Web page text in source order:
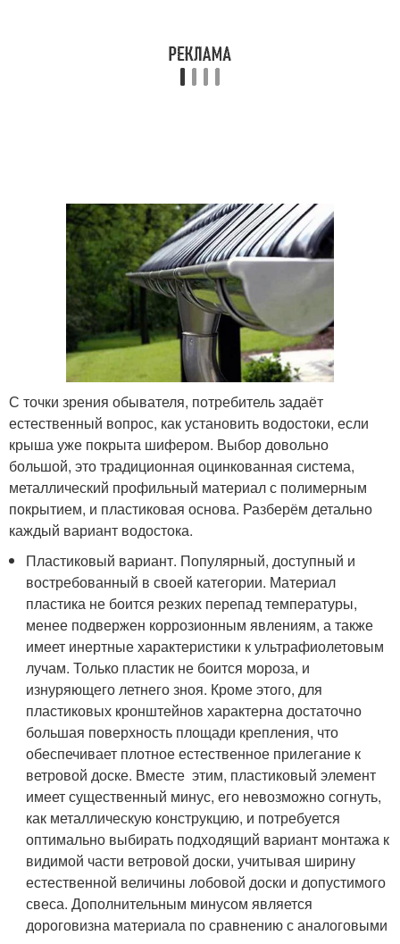
С точки зрения обывателя, потребитель задаёт
естественный вопрос, как установить водостоки, если
крыша уже покрыта шифером. Выбор довольно
большой, это традиционная оцинкованная система,
металлический профильный материал с полимерным
покрытием, и пластиковая основа. Разберём детально
каждый вариант водостока.
Пластиковый вариант. Популярный, доступный и
востребованный в своей категории. Материал
пластика не боится резких перепад температуры,
менее подвержен коррозионным явлениям, а также
имеет инертные характеристики к ультрафиолетовым
лучам. Только пластик не боится мороза, и
изнуряющего летнего зноя. Кроме этого, для
пластиковых кронштейнов характерна достаточно
большая поверхность площади крепления, что
обеспечивает плотное естественное прилегание к
ветровой доске. Вместе этим, пластиковый элемент
имеет существенный минус, его невозможно согнуть,
как металлическую конструкцию, и потребуется
оптимально выбирать подходящий вариант монтажа к
видимой части ветровой доски, учитывая ширину
естественной величины лобовой доски и допустимого
свеса. Дополнительным минусом является
дороговизна материала по сравнению с аналоговыми